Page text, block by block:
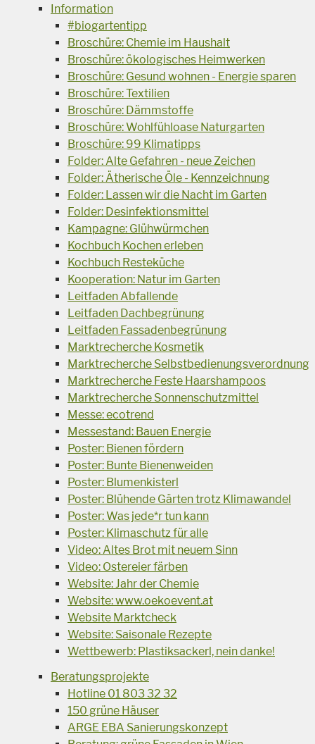
Information
#biogartentipp
Broschüre: Chemie im Haushalt
Broschüre: ökologisches Heimwerken
Broschüre: Gesund wohnen - Energie sparen
Broschüre: Textilien
Broschüre: Dämmstoffe
Broschüre: Wohlfühloase Naturgarten
Broschüre: 99 Klimatipps
Folder: Alte Gefahren - neue Zeichen
Folder: Ätherische Öle - Kennzeichnung
Folder: Lassen wir die Nacht im Garten
Folder: Desinfektionsmittel
Kampagne: Glühwürmchen
Kochbuch Kochen erleben
Kochbuch Resteküche
Kooperation: Natur im Garten
Leitfaden Abfallende
Leitfaden Dachbegrünung
Leitfaden Fassadenbegrünung
Marktrecherche Kosmetik
Marktrecherche Selbstbedienungsverordnung
Marktrecherche Feste Haarshampoos
Marktrecherche Sonnenschutzmittel
Messe: ecotrend
Messestand: Bauen Energie
Poster: Bienen fördern
Poster: Bunte Bienenweiden
Poster: Blumenkisterl
Poster: Blühende Gärten trotz Klimawandel
Poster: Was jede*r tun kann
Poster: Klimaschutz für alle
Video: Altes Brot mit neuem Sinn
Video: Ostereier färben
Website: Jahr der Chemie
Website: www.oekoevent.at
Website Marktcheck
Website: Saisonale Rezepte
Wettbewerb: Plastiksackerl, nein danke!
Beratungsprojekte
Hotline 01 803 32 32
150 grüne Häuser
ARGE EBA Sanierungskonzept